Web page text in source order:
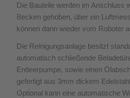
Die Bauteile werden im Anschluss
Becken gehoben, über ein
können dann wieder vom Roboter
Die Reinigungsanlage besitzt
automatisch schließende
Entleerpumpe, sowie einen
gefertigt aus 3mm dickem
Optional kann eine automatische